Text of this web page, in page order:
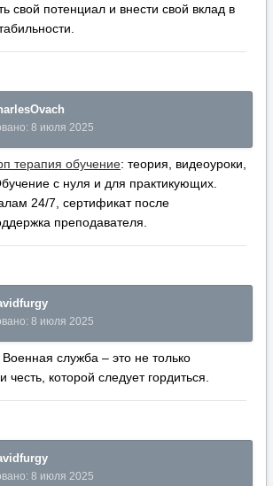
свой потенциал и внести свой вклад в
8 июля 2025
терапия обучение: теория, видеоуроки,
с нуля и для практикующих.
24/7, сертификат после
преподавателя.
8 июля 2025
Военная служба – это не только
честь, которой следует гордиться.
8 июля 2025